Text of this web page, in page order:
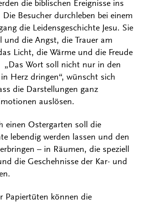
die biblischen Ereignisse ins
Besucher durchleben bei einem
die Leidensgeschichte Jesu. Sie
und die Angst, die Trauer am
Licht, die Wärme und die Freude
„Das Wort soll nicht nur in den
Herz dringen“, wünscht sich
die Darstellungen ganz
auslösen.
einen Ostergarten soll die
lebendig werden lassen und den
– in Räumen, die speziell
die Geschehnisse der Kar- und
Papiertüten können die